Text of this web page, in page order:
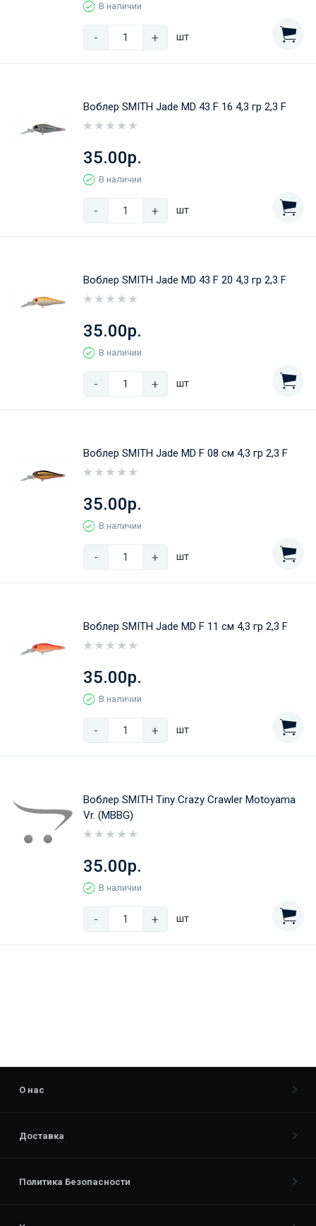
В наличии
- + шт
Воблер SMITH Jade MD 43 F 16 4,3 гр 2,3 F
35.00р.
В наличии
- + шт
Воблер SMITH Jade MD 43 F 20 4,3 гр 2,3 F
35.00р.
В наличии
- + шт
Воблер SMITH Jade MD F 08 см 4,3 гр 2,3 F
35.00р.
В наличии
- + шт
Воблер SMITH Jade MD F 11 см 4,3 гр 2,3 F
35.00р.
В наличии
- + шт
Воблер SMITH Tiny Crazy Crawler Motoyama
Vr. (MBBG)
35.00р.
В наличии
- + шт
О нас
Доставка
Политика Безопасности